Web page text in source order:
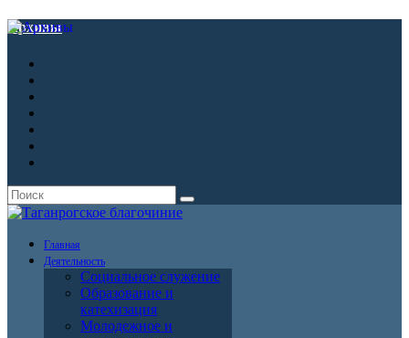
Архивы
Главная
Деятельность
Социальное служение
Образование и
катехизация
Молодежное и